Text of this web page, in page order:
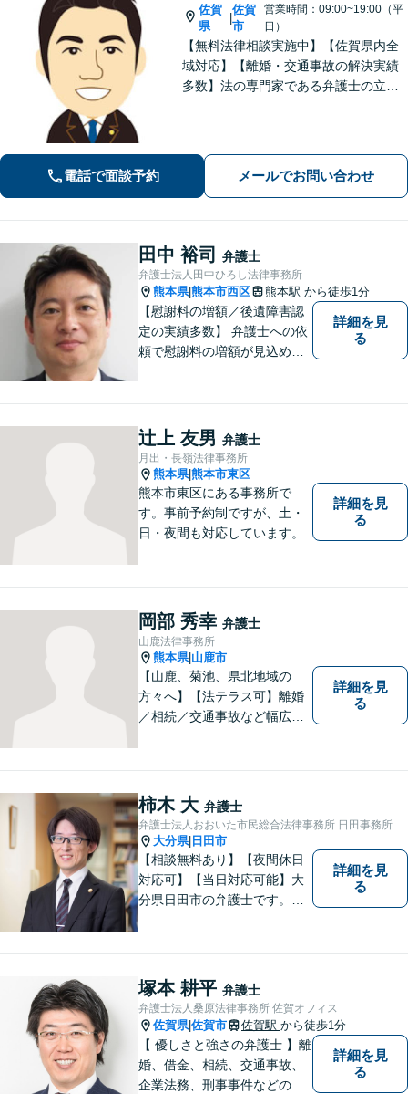
佐賀
県
|
佐賀
市
営業時間：09:00~19:00（平
日）
【無料法律相談実施中】【佐賀県内全
域対応】【離婚・交通事故の解決実績
多数】法の専門家である弁護士の立場
電話で面談予約 メールでお問い合わせ
田中 裕司 弁護士
弁護士法人田中ひろし法律事務所
熊本県|熊本市西区 熊本駅 から徒歩1分
【慰謝料の増額／後遺障害認
定の実績多数】 弁護士への依
頼で慰謝料の増額が見込めま
ノウハウ多数】相続手続きか
ら遺言書までトータルサポー
ト【JR熊本駅から徒歩1分】
詳細を見
る
辻上 友男 弁護士
月出・長嶺法律事務所
熊本県|熊本市東区
熊本市東区にある事務所で
す。事前予約制ですが、土・
日・夜間も対応しています。
詳細を見
る
岡部 秀幸 弁護士
山鹿法律事務所
熊本県| 山鹿市
【山鹿、菊池、県北地域の
方々へ】【法テラス可】離婚
／相続／交通事故など幅広く
そう地域に法的サービスを提
供してまいります。お気軽に
ご相談を！
詳細を見
る
柿木 大 弁護士
弁護士法人おおいた市民総合法律事務所 日田事務所
大分県| 日田市
【相談無料あり】【夜間休日
対応可】【当日対応可能】大
分県日田市の弁護士です。離
ください。
詳細を見
る
塚本 耕平 弁護士
弁護士法人桑原法律事務所 佐賀オフィス
佐賀県|佐賀市 佐賀駅 から徒歩1分
【 優しさと強さの弁護士 】離
婚、借金、相続、交通事故、
企業法務、刑事事件などのご
詳細を見
る